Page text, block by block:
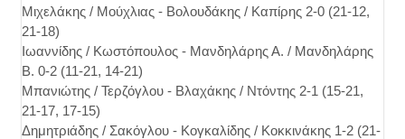
Μιχελάκης / Μούχλιας - Βολουδάκης / Καπίρης 2-0 (21-12,
21-18)
Ιωαννίδης / Κωστόπουλος - Μανδηλάρης Α. / Μανδηλάρης
Β. 0-2 (11-21, 14-21)
Μπανιώτης / Τερζόγλου - Βλαχάκης / Ντόντης 2-1 (15-21,
21-17, 17-15)
Δημητριάδης / Σακόγλου - Κογκαλίδης / Κοκκινάκης 1-2 (21-